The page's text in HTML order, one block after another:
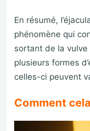
En résumé,
phénomène qui
sortant de la vulve
plusieurs formes
celles-ci peuvent
Comment